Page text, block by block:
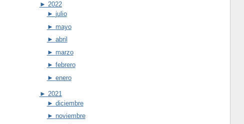
► 2022
► julio
► mayo
► abril
► marzo
► febrero
► enero
► 2021
► diciembre
► noviembre